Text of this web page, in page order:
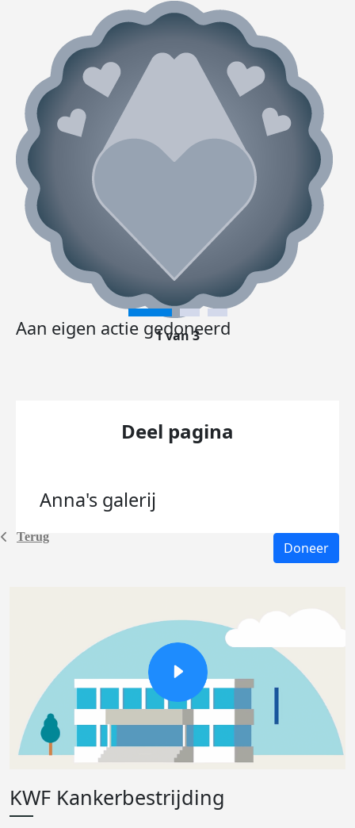
Terug
Aan eigen actie gedoneerd
1 van 3
Deel pagina
Anna's galerij
Doneer
KWF Kankerbestrijding